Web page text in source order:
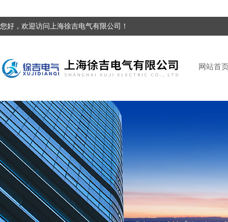
您好，欢迎访问上海徐吉电气有限公司！
网站首